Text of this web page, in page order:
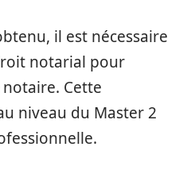
il est nécessaire
notarial pour
Cette
niveau du Master 2